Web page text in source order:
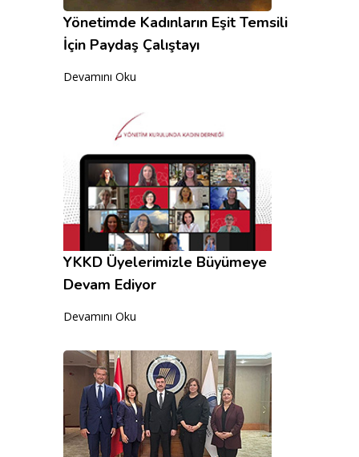
Yönetimde Kadınların Eşit Temsili
İçin Paydaş Çalıştayı
Devamını Oku
YKKD Üyelerimizle Büyümeye
Devam Ediyor
Devamını Oku